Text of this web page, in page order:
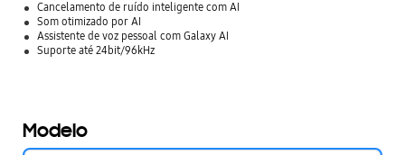
Cancelamento de ruído inteligente com AI
Som otimizado por AI
Assistente de voz pessoal com Galaxy AI
Suporte até 24bit/96kHz
Modelo